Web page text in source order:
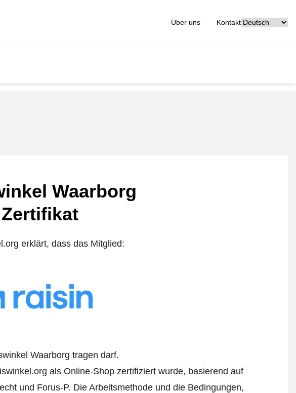
Über uns Kontakt
Waarborg
Zertifikat
erklärt, dass das Mitglied:
Waarborg tragen darf.
als Online-Shop zertifiziert wurde, basierend auf
und Forus-P. Die Arbeitsmethode und die Bedingungen,